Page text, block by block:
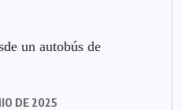
un autobús de
DE 2025